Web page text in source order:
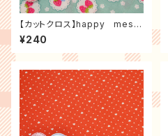
【カットクロス】happy mess
age 30's ストロベリーレー
ス（ミント）
¥240